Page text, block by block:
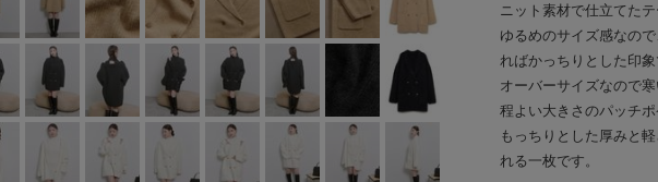
ニット素材で仕立てた
ゆるめのサイズ感なの
ればかっちりとした印
オーバーサイズなので
程よい大きさのパッチ
もっちりとした厚みと
れる一枚です。